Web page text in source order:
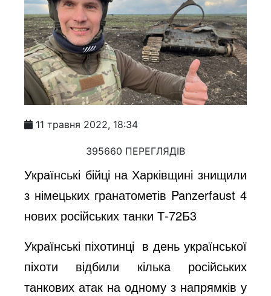
11 травня 2022, 18:34
395660 ПЕРЕГЛЯДІВ
Українські бійці на Харківщині знищили
з німецьких гранатометів Panzerfaust 4
нових російських танки Т-72Б3
Українські піхотинці в день української
піхоти відбили кілька російських
танкових атак на одному з напрямків у